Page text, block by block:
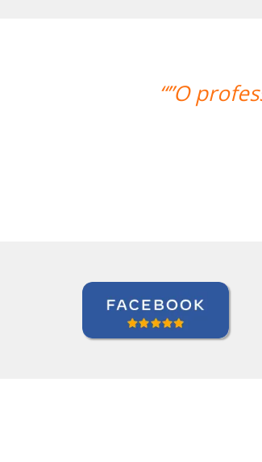
e o Skype me
esteja.””